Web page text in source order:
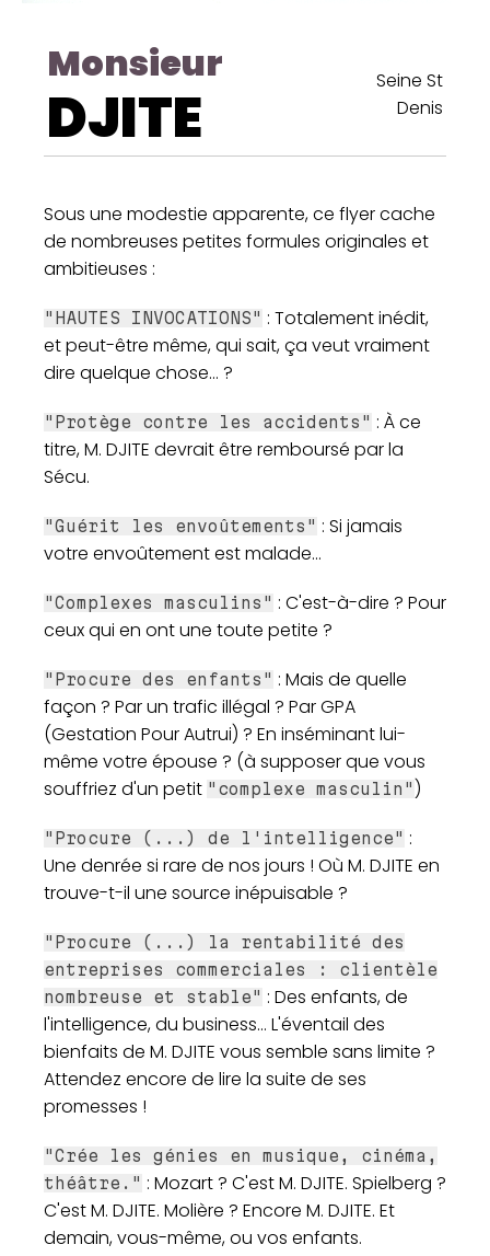
Monsieur
DJITE
Seine St
Denis
Sous une modestie apparente, ce flyer cache
de nombreuses petites formules originales et
ambitieuses :
"HAUTES INVOCATIONS" : Totalement inédit,
et peut-être même, qui sait, ça veut vraiment
dire quelque chose... ?
"Protège contre les accidents" : À ce
titre, M. DJITE devrait être remboursé par la
Sécu.
"Guérit les envoûtements" : Si jamais
votre envoûtement est malade...
"Complexes masculins" : C'est-à-dire ? Pour
ceux qui en ont une toute petite ?
"Procure des enfants" : Mais de quelle
façon ? Par un trafic illégal ? Par GPA
(Gestation Pour Autrui) ? En inséminant lui-
même votre épouse ? (à supposer que vous
souffriez d'un petit "complexe masculin" )
"Procure (...) de l'intelligence" :
Une denrée si rare de nos jours ! Où M. DJITE en
trouve-t-il une source inépuisable ?
"Procure (...) la rentabilité des
entreprises commerciales : clientèle
nombreuse et stable" : Des enfants, de
l'intelligence, du business... L'éventail des
bienfaits de M. DJITE vous semble sans limite ?
Attendez encore de lire la suite de ses
promesses !
"Crée les génies en musique, cinéma,
théâtre." : Mozart ? C'est M. DJITE. Spielberg ?
C'est M. DJITE. Molière ? Encore M. DJITE. Et
demain, vous-même, ou vos enfants.